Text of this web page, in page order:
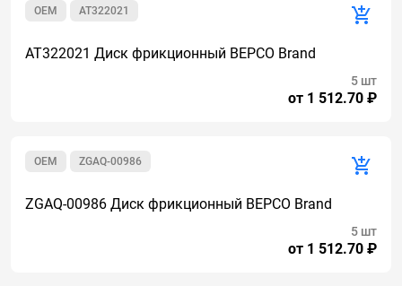
AT322021
OEM
AT322021 Диск фрикционный BEPCO Brand
от 1 512.70 ₽
5 шт
ZGAQ-00986
OEM
ZGAQ-00986 Диск фрикционный BEPCO Brand
от 1 512.70 ₽
5 шт